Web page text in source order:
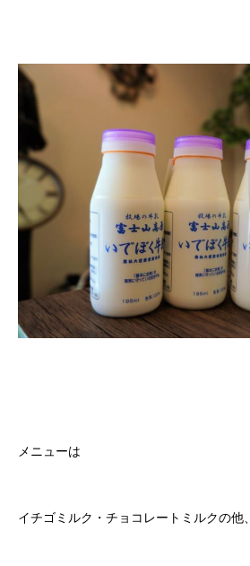
メニューは
イチゴミルク・チョコレートミルクの他、